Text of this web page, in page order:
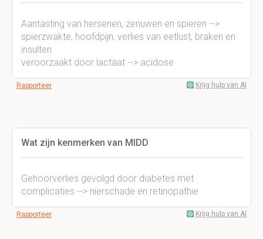
Aantasting van hersenen, zenuwen en spieren -->
spierzwakte, hoofdpijn, verlies van eetlust, braken en
insulten
veroorzaakt door lactaat --> acidose
Rapporteer Krijg hulp van AI
Wat zijn kenmerken van MIDD
Gehoorverlies gevolgd door diabetes met
complicaties --> nierschade en retinopathie
Rapporteer Krijg hulp van AI